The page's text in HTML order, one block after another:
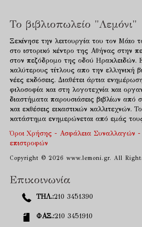
Το βιβλιοπωλείο "Λεμόνι"
Ξεκίνησε την λειτουργία του τον Μάιο
στο ιστορικό κέντρο της Αθήνας στην
στον πεζόδρομο της οδού Ηρακλειδών.
καλύτερους τίτλους απο την ελληνική
νέες εκδόσεις. Διαθέτει άρτια
φιλοσοφία και στη λογοτεχνία και
διαστήματα παρουσιάσεις βιβλίων από
και εκθέσεις εικαστικών καλλιτεχνών.
κατάστημα ενημερώνεται από εμάς τους
Όροι Χρήσης - Ασφάλεια Συναλλαγών -
επιστροφών
Copyright © 2026 www.lemoni.gr. All
Επικοινωνία
ΤΗΛ.:210 3451390
ΦΑΞ.:210 3451910